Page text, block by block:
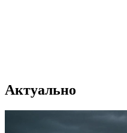
Актуально